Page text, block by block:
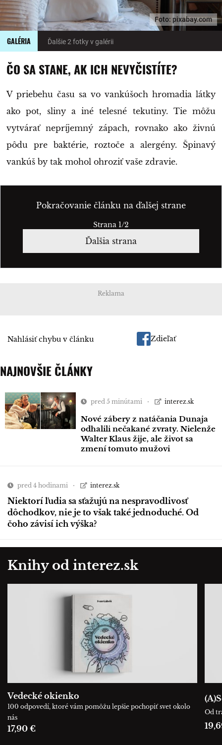
GALÉRIA Ďalšie 2 fotky v galérii
Foto: pixabay.com
ČO SA STANE, AK ICH NEVYČISTÍTE?
V priebehu času sa vo vankúšoch hromadia látky
ako pot, sliny a iné telesné tekutiny. Tie môžu
vytvárať nepríjemný zápach, rovnako ako živnú
pôdu pre baktérie, roztoče a alergény. Špinavý
vankúš by tak mohol ohroziť vaše zdravie.
Pokračovanie článku na ďalšej strane
Strana 1/2
Ďalšia strana
Reklama
Nahlásiť chybu v článku Zdieľať
NAJNOVŠIE ČLÁNKY
pred 5 minútami interez.sk
Nové zábery z natáčania Dunaja
odhalili nečakané zvraty. Nielenže
Walter Klaus žije, ale život sa
zmení tomuto mužovi
pred 4 hodinami interez.sk
Niektorí ľudia sa sťažujú na nespravodlivosť
dôchodkov, nie je to však také jednoduché. Od
čoho závisí ich výška?
Knihy od interez.sk
Vedecké okienko
100 odpovedí, ktoré vám pomôžu lepšie pochopiť svet okolo
nás
17,90 €
Od